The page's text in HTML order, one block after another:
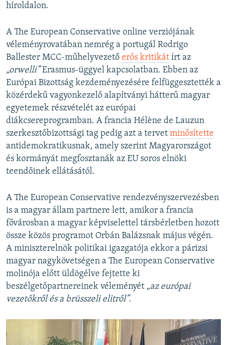
híroldalon.
A The European Conservative online verziójának
véleményrovatában nemrég a portugál Rodrigo
Ballester MCC-műhelyvezető erős kritikát írt az
„orwelli”Erasmus-üggyel kapcsolatban. Ebben az
Európai Bizottság kezdeményezésére felfüggesztették a
közérdekű vagyonkezelő alapítványi hátterű magyar
egyetemek részvételét az európai
diákcsereprogramban. A francia Hélène de Lauzun
szerkesztőbizottsági tag pedig azt a tervet minősítette
antidemokratikusnak, amely szerint Magyarországot
és kormányát megfosztanák az EU soros elnöki
teendőinek ellátásától.
A The European Conservative rendezvényszervezésben
is a magyar állam partnere lett, amikor a francia
fővárosban a magyar képviselettel társbérletben hozott
össze közös programot Orbán Balázsnak május végén.
A miniszterelnök politikai igazgatója ekkor a párizsi
magyar nagykövetségen a The European Conservative
molinója előtt üldögélve fejtette ki
beszélgetőpartnereinek véleményét „az európai
vezetőkről és a brüsszeli elitről”.